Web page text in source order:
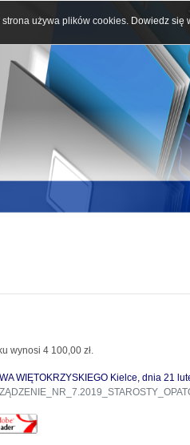
wynosi 4 100,00 zł.
WIĘTOKRZYSKIEGO Kielce, dnia 21
strona używa plików cookies. Dowiedz się